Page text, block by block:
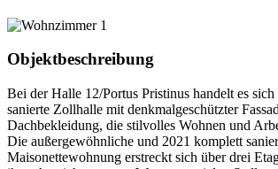
Objektbeschreibung
Bei der Halle 12/Portus Pristinus handelt es
sanierte Zollhalle mit denkmalgeschützter
Dachbekleidung, die stilvolles Wohnen und
Die außergewöhnliche und 2021 komplett
Maisonettewohnung erstreckt sich über drei